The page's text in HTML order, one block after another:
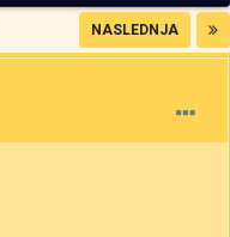
NASLEDNJA